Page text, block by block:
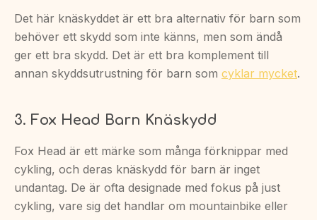
Det här knäskyddet är ett bra alternativ för barn som
behöver ett skydd som inte känns, men som ändå
ger ett bra skydd. Det är ett bra komplement till
annan skyddsutrustning för barn som cyklar mycket.
3. Fox Head Barn Knäskydd
Fox Head är ett märke som många förknippar med
cykling, och deras knäskydd för barn är inget
undantag. De är ofta designade med fokus på just
cykling, vare sig det handlar om mountainbike eller